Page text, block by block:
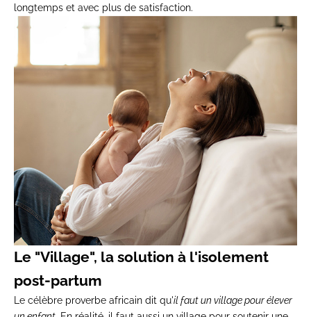
longtemps et avec plus de satisfaction.
Le "Village", la solution à l'isolement
post-partum
Le célèbre proverbe africain dit qu'il faut un village pour élever